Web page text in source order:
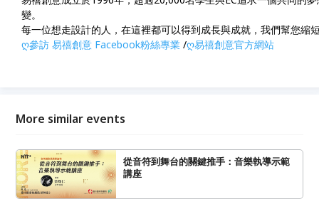
變。
每一位想走設計的人，在這裡都可以得到成長與成就，我們幫您縮
ღ參訪 易禧創意 Facebook粉絲專業 /ღ易禧創意官方網站
More similar events
從音符到舞台的關鍵推手：音樂執導示範
講座